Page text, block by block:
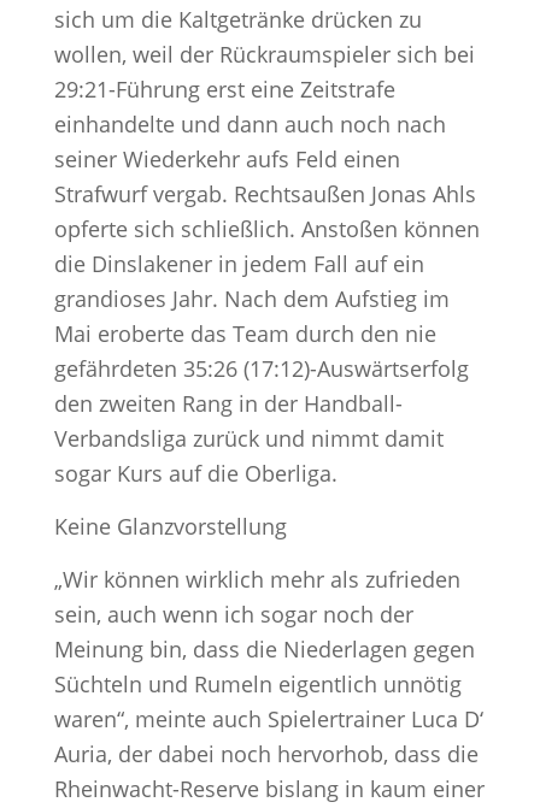
sich um die Kaltgetränke drücken zu
wollen, weil der Rückraumspieler sich bei
29:21-Führung erst eine Zeitstrafe
einhandelte und dann auch noch nach
seiner Wiederkehr aufs Feld einen
Strafwurf vergab. Rechtsaußen Jonas Ahls
opferte sich schließlich. Anstoßen können
die Dinslakener in jedem Fall auf ein
grandioses Jahr. Nach dem Aufstieg im
Mai eroberte das Team durch den nie
gefährdeten 35:26 (17:12)-Auswärtserfolg
den zweiten Rang in der Handball-
Verbandsliga zurück und nimmt damit
sogar Kurs auf die Oberliga.
Keine Glanzvorstellung
„Wir können wirklich mehr als zufrieden
sein, auch wenn ich sogar noch der
Meinung bin, dass die Niederlagen gegen
Süchteln und Rumeln eigentlich unnötig
waren“, meinte auch Spielertrainer Luca D‘
Auria, der dabei noch hervorhob, dass die
Rheinwacht-Reserve bislang in kaum einer